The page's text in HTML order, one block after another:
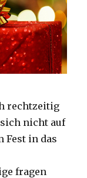
rechtzeitig
nicht auf
Fest in das
fragen